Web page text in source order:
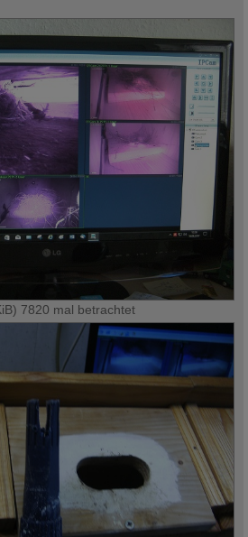
7820 mal betrachtet